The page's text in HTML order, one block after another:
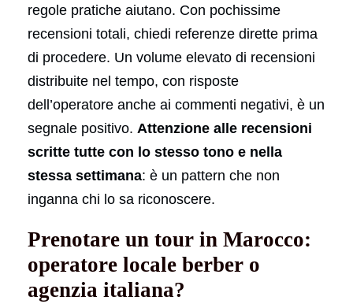
regole pratiche aiutano. Con pochissime
recensioni totali, chiedi referenze dirette prima
di procedere. Un volume elevato di recensioni
distribuite nel tempo, con risposte
dell’operatore anche ai commenti negativi, è un
segnale positivo. Attenzione alle recensioni
scritte tutte con lo stesso tono e nella
stessa settimana: è un pattern che non
inganna chi lo sa riconoscere.
Prenotare un tour in Marocco:
operatore locale berber o
agenzia italiana?